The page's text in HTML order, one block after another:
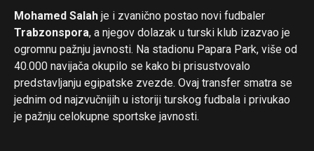
Mohamed Salah je i zvanično postao novi fudbaler
Trabzonspora, a njegov dolazak u turski klub izazvao je
ogromnu pažnju javnosti. Na stadionu Papara Park, više od
40.000 navijača okupilo se kako bi prisustvovalo
predstavljanju egipatske zvezde. Ovaj transfer smatra se
jednim od najzvučnijih u istoriji turskog fudbala i privukao
je pažnju celokupne sportske javnosti.